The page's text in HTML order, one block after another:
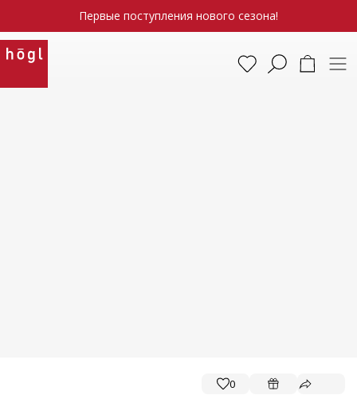
Первые поступления нового сезона!
0